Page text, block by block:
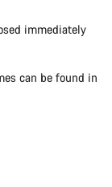
immediately
can be found in